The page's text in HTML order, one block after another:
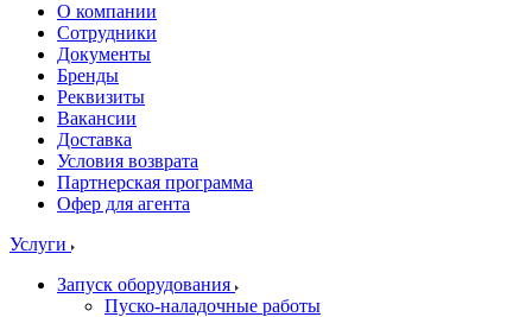
О компании
Сотрудники
Документы
Бренды
Реквизиты
Вакансии
Доставка
Условия возврата
Партнерская программа
Офер для агента
Услуги
Запуск оборудования
Пуско-наладочные работы